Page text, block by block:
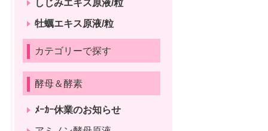
しじみエキス原液/粒
牡蠣エキス原液/粒
カテゴリーで探す
酵母＆酵素
ﾒｰｶｰ休業のお知らせ